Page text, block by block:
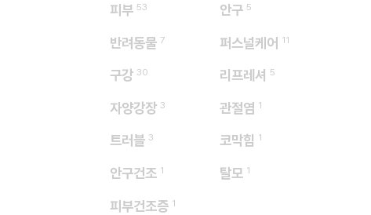
피부 53 안구 5
반려동물 7 퍼스널케어 11
구강 30 리프레셔 5
자양강장 3 관절염 1
트러블 3 코막힘 1
안구건조 1 탈모 1
피부건조증 1